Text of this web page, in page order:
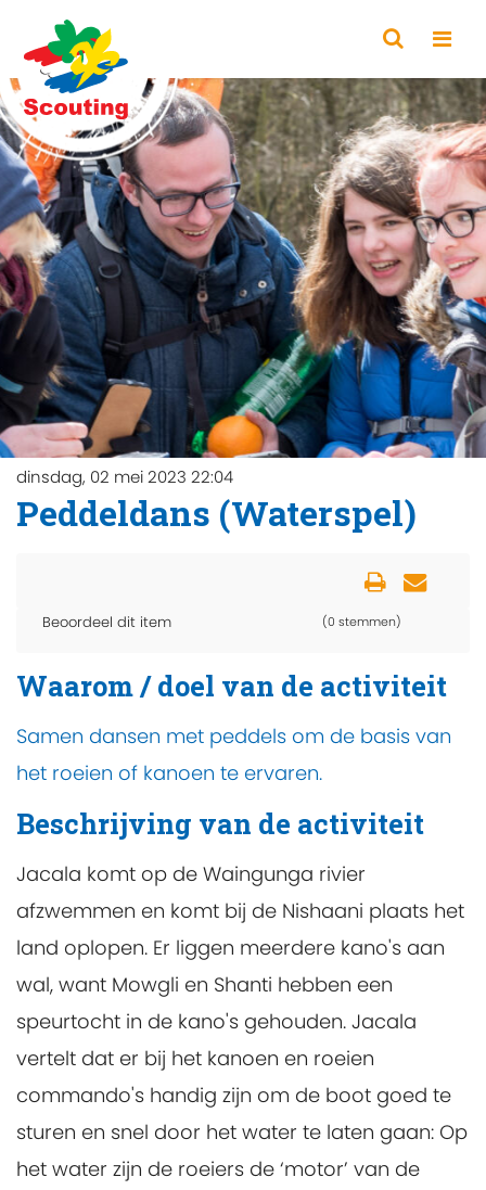
dinsdag, 02 mei 2023 22:04
Peddeldans (Waterspel)
Beoordeel dit item (0 stemmen)
Waarom / doel van de activiteit
Samen dansen met peddels om de basis van
het roeien of kanoen te ervaren.
Beschrijving van de activiteit
Jacala komt op de Waingunga rivier
afzwemmen en komt bij de Nishaani plaats het
land oplopen. Er liggen meerdere kano's aan
wal, want Mowgli en Shanti hebben een
speurtocht in de kano's gehouden. Jacala
vertelt dat er bij het kanoen en roeien
commando's handig zijn om de boot goed te
sturen en snel door het water te laten gaan: Op
het water zijn de roeiers de ‘motor’ van de